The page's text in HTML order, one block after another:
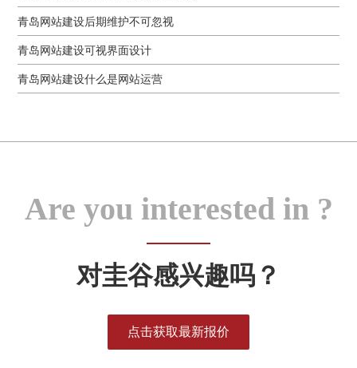
青岛网站建设后期维护不可忽视
青岛网站建设可视界面设计
青岛网站建设什么是网站运营
Are you interested in ?
对圭谷感兴趣吗？
点击获取最新报价